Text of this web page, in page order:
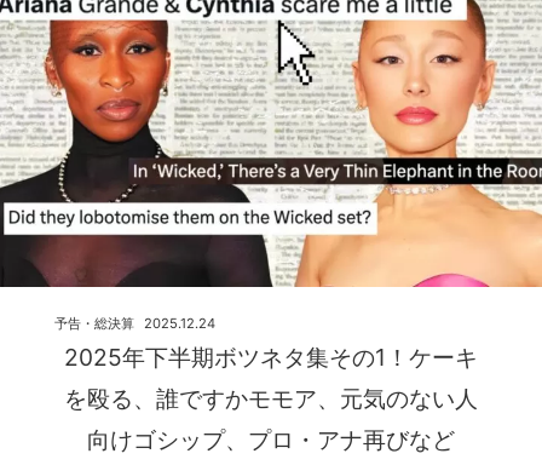
2025年下半期ボツネタ集その1！ケーキ
を殴る、誰ですかモモア、元気のない人
向けゴシップ、プロ・アナ再びなど
2025.12.24
予告・総決算